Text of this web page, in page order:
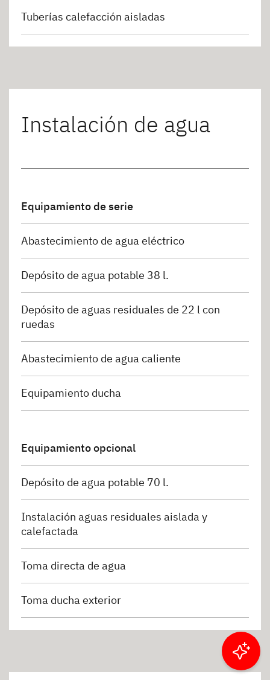
Tuberías calefacción aisladas
Instalación de agua
Equipamiento de serie
Abastecimiento de agua eléctrico
Depósito de agua potable 38 l.
Depósito de aguas residuales de 22 l con
ruedas
Abastecimiento de agua caliente
Equipamiento ducha
Equipamiento opcional
Depósito de agua potable 70 l.
Instalación aguas residuales aislada y
calefactada
Toma directa de agua
Toma ducha exterior